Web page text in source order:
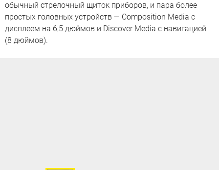
обычный стрелочный щиток приборов, и пара более
простых головных устройств — Composition Media с
дисплеем на 6,5 дюймов и Discover Media с навигацией
(8 дюймов).